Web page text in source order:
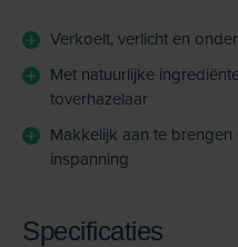
Verkoelt, verlicht en
Met natuurlijke
toverhazelaar
Makkelijk aan te
inspanning
Specificaties